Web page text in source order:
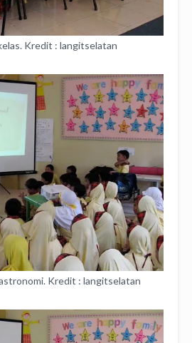
Kredit : langitselatan
Kredit : langitselatan